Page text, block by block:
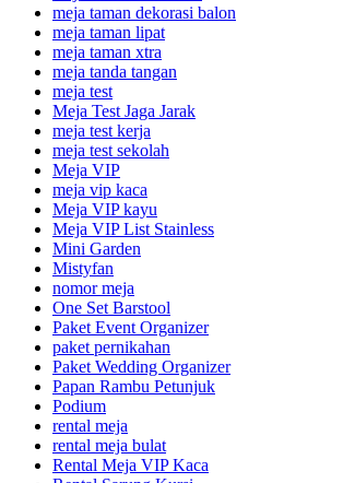
meja taman dekorasi balon
meja taman lipat
meja taman xtra
meja tanda tangan
meja test
Meja Test Jaga Jarak
meja test kerja
meja test sekolah
Meja VIP
meja vip kaca
Meja VIP kayu
Meja VIP List Stainless
Mini Garden
Mistyfan
nomor meja
One Set Barstool
Paket Event Organizer
paket pernikahan
Paket Wedding Organizer
Papan Rambu Petunjuk
Podium
rental meja
rental meja bulat
Rental Meja VIP Kaca